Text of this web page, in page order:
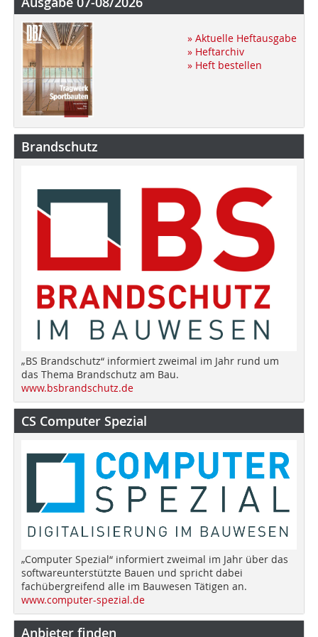
» Aktuelle Heftausgabe
» Heftarchiv
» Heft bestellen
Brandschutz
„BS Brandschutz“ informiert zweimal im Jahr rund um
das Thema Brandschutz am Bau.
www.bsbrandschutz.de
CS Computer Spezial
„Computer Spezial“ informiert zweimal im Jahr über das
softwareunterstützte Bauen und spricht dabei
fachübergreifend alle im Bauwesen Tätigen an.
www.computer-spezial.de
Anbieter finden